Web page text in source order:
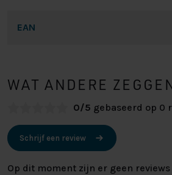
EAN
WAT ANDERE
0/5 gebaseerd op 0
Schrijf een review
Op dit moment zijn er geen